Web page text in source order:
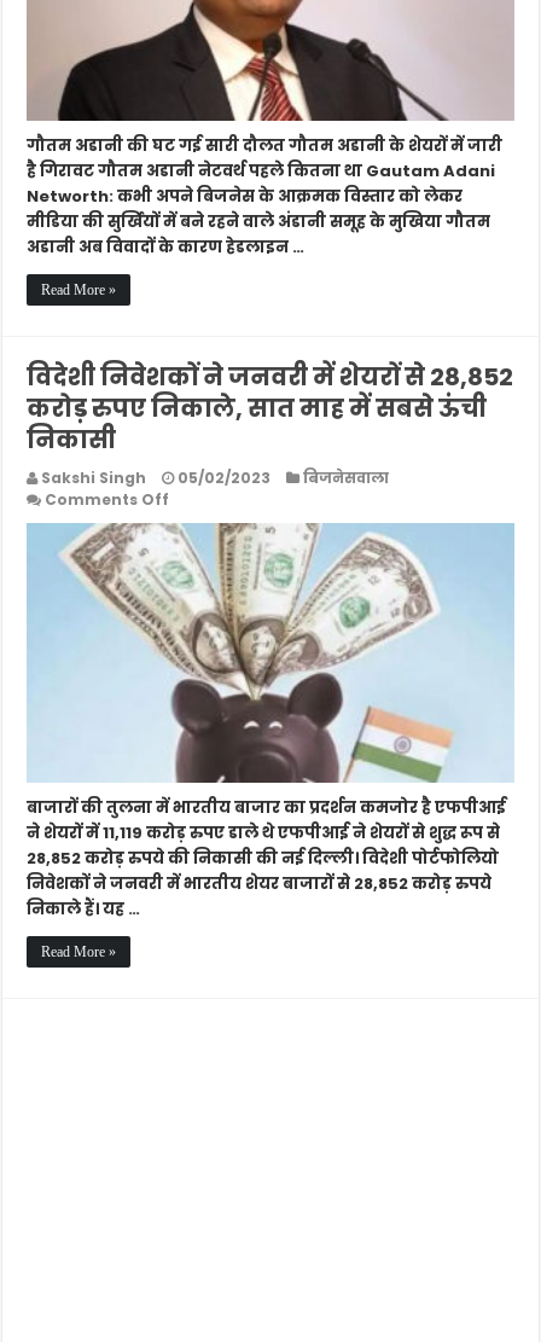
जारी
गिरावट
गौतम अडानी की घट गई सारी दौलत गौतम अडानी के शेयरों में जारी
है गिरावट गौतम अडानी नेटवर्थ पहले कितना था Gautam Adani
Networth: कभी अपने बिजनेस के आक्रमक विस्तार को लेकर
मीडिया की सुर्खियों में बने रहने वाले अंडानी समूह के मुखिया गौतम
अडानी अब विवादों के कारण हेडलाइन …
Read More »
विदेशी निवेशकों ने जनवरी में शेयरों से 28,852
करोड़ रुपए निकाले, सात माह में सबसे ऊंची
निकासी
Sakshi Singh 05/02/2023
बिजनेसवाला
Comments Off
विदेशी
निवेशकों
ने
जनवरी
में
शेयरों
से
28,852
करोड़
रुपए
निकाले,
सात
माह
में
सबसे
ऊंची
निकासी
बाजारों की तुलना में भारतीय बाजार का प्रदर्शन कमजोर है एफपीआई
ने शेयरों में 11,119 करोड़ रुपए डाले थे एफपीआई ने शेयरों से शुद्ध रूप से
28,852 करोड़ रुपये की निकासी की नई दिल्ली। विदेशी पोर्टफोलियो
निवेशकों ने जनवरी में भारतीय शेयर बाजारों से 28,852 करोड़ रुपये
निकाले हैं। यह …
Read More »